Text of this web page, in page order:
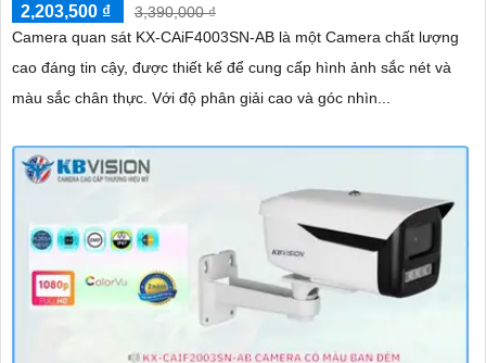
2,203,500 ₫
3,390,000 ₫
Camera quan sát KX-CAiF4003SN-AB là một Camera chất lượng
cao đáng tin cậy, được thiết kế để cung cấp hình ảnh sắc nét và
màu sắc chân thực. Với độ phân giải cao và góc nhìn...